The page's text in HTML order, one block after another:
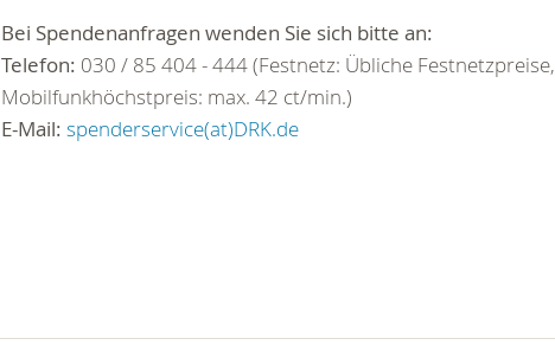
Bei Spendenanfragen wenden Sie sich bitte an:
Telefon: 030 / 85 404 - 444 (Festnetz: Übliche Festnetzpreise,
Mobilfunkhöchstpreis: max. 42 ct/min.)
E-Mail: spenderservice(at)DRK.de